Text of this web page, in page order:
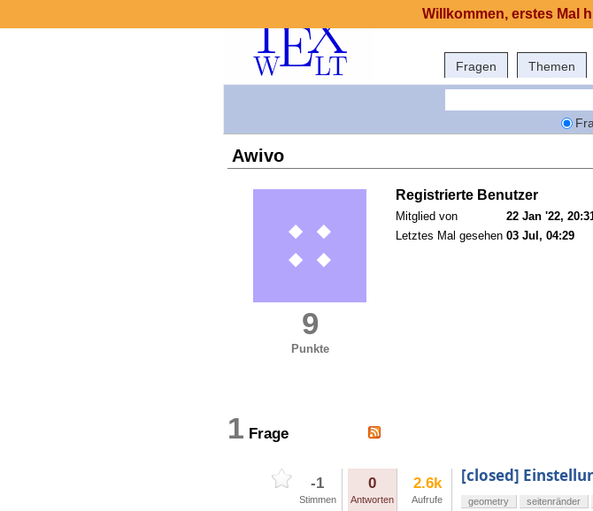
Fragen Themen
Awivo
9
Punkte
Registrierte Benutzer
Mitglied von
22 Jan '22,
Letztes Mal gesehen 03 Jul, 04:29
1 Frage
-1
Stimmen
0
Antworten
2.6k
Aufrufe
[closed]
geometry seitenränder
Willkommen, erstes Mal